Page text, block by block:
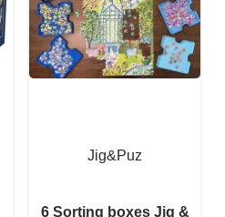
Jig&Puz
6 Sorting boxes Jig &